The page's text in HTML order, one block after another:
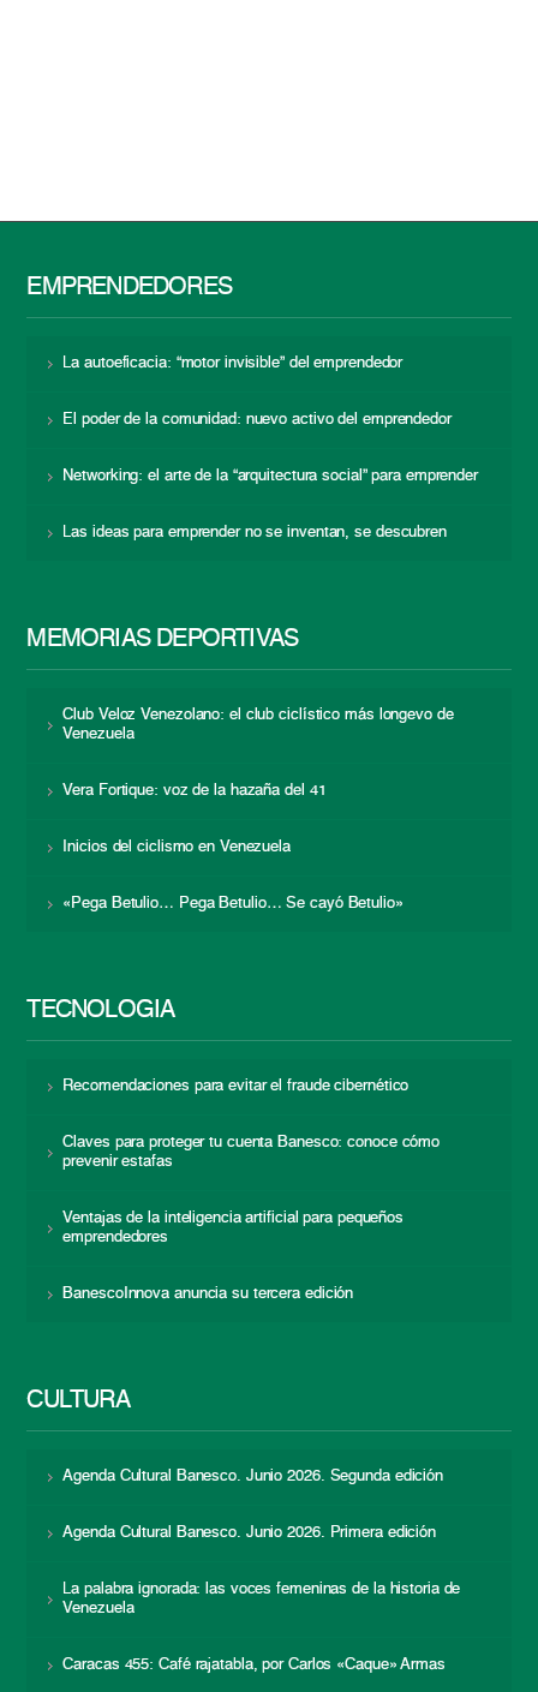
EMPRENDEDORES
La autoeficacia: “motor invisible” del emprendedor
El poder de la comunidad: nuevo activo del emprendedor
Networking: el arte de la “arquitectura social” para emprender
Las ideas para emprender no se inventan, se descubren
MEMORIAS DEPORTIVAS
Club Veloz Venezolano: el club ciclístico más longevo de
Venezuela
Vera Fortique: voz de la hazaña del 41
Inicios del ciclismo en Venezuela
«Pega Betulio… Pega Betulio… Se cayó Betulio»
TECNOLOGÍA
Recomendaciones para evitar el fraude cibernético
Claves para proteger tu cuenta Banesco: conoce cómo
prevenir estafas
Ventajas de la inteligencia artificial para pequeños
emprendedores
BanescoInnova anuncia su tercera edición
CULTURA
Agenda Cultural Banesco. Junio 2026. Segunda edición
Agenda Cultural Banesco. Junio 2026. Primera edición
La palabra ignorada: las voces femeninas de la historia de
Venezuela
Caracas 455: Café rajatabla, por Carlos «Caque» Armas